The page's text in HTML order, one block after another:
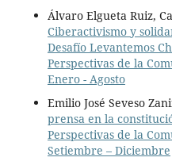
Álvaro Elgueta Ruiz,
Ciberactivismo y
Desafío Levantemos
Perspectivas de la
Enero - Agosto
Emilio José Seveso
prensa en la
Perspectivas de la
Setiembre – Diciembre